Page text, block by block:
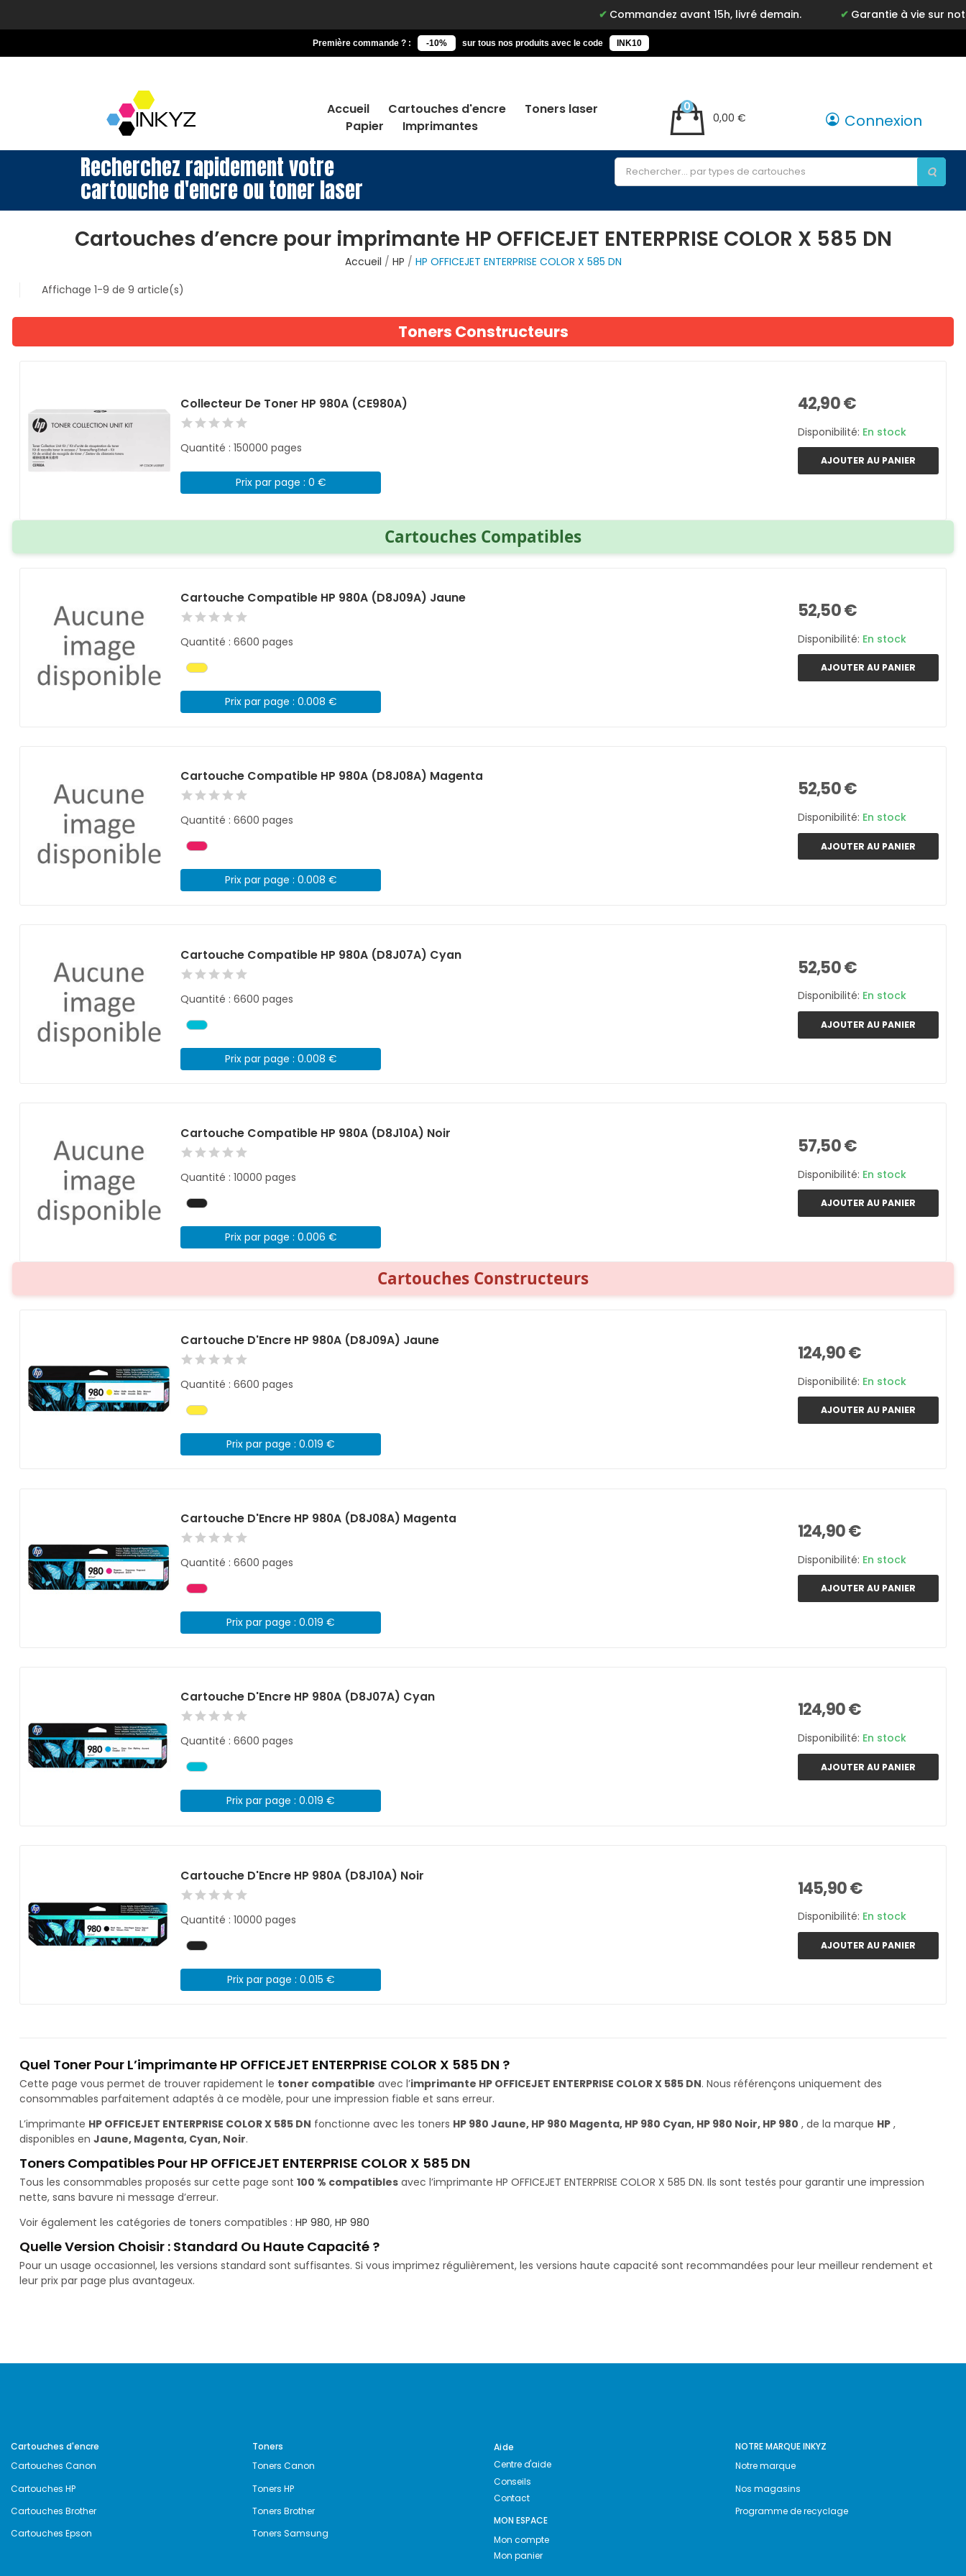
Commandez avant 15h, livré demain. Garantie à vie sur notre
Première commande ? : -10% sur tous nos produits avec le code INK10
Accueil Cartouches d'encre
Toners laser
Papier
Imprimantes
0,00 €
0
Connexion
Recherchez rapidement votre
cartouche d'encre ou toner laser
Cartouches d’encre pour imprimante HP OFFICEJET ENTERPRISE COLOR X 585 DN
Accueil HP
HP OFFICEJET ENTERPRISE COLOR X 585 DN
Affichage 1-9 de 9 article(s)
Toners Constructeurs
Collecteur De Toner HP 980A (CE980A)
Quantité : 150000 pages
Prix par page : 0 €
42,90 €
Disponibilité: En stock
AJOUTER AU PANIER
Cartouches Compatibles
Cartouche Compatible HP 980A (D8J09A) Jaune
Quantité : 6600 pages
Prix par page : 0.008 €
52,50 €
Disponibilité: En stock
AJOUTER AU PANIER
Cartouche Compatible HP 980A (D8J08A) Magenta
Quantité : 6600 pages
Prix par page : 0.008 €
52,50 €
Disponibilité: En stock
AJOUTER AU PANIER
Cartouche Compatible HP 980A (D8J07A) Cyan
Quantité : 6600 pages
Prix par page : 0.008 €
52,50 €
Disponibilité: En stock
AJOUTER AU PANIER
Cartouche Compatible HP 980A (D8J10A) Noir
Quantité : 10000 pages
Prix par page : 0.006 €
57,50 €
Disponibilité: En stock
AJOUTER AU PANIER
Cartouches Constructeurs
Cartouche D'Encre HP 980A (D8J09A) Jaune
Quantité : 6600 pages
Prix par page : 0.019 €
124,90 €
Disponibilité: En stock
AJOUTER AU PANIER
Cartouche D'Encre HP 980A (D8J08A) Magenta
Quantité : 6600 pages
Prix par page : 0.019 €
124,90 €
Disponibilité: En stock
AJOUTER AU PANIER
Cartouche D'Encre HP 980A (D8J07A) Cyan
Quantité : 6600 pages
Prix par page : 0.019 €
124,90 €
Disponibilité: En stock
AJOUTER AU PANIER
Cartouche D'Encre HP 980A (D8J10A) Noir
Quantité : 10000 pages
Prix par page : 0.015 €
145,90 €
Disponibilité: En stock
AJOUTER AU PANIER
Quel Toner Pour L’imprimante HP OFFICEJET ENTERPRISE COLOR X 585 DN ?
Cette page vous permet de trouver rapidement le toner compatible avec l’imprimante HP OFFICEJET ENTERPRISE COLOR X 585 DN. Nous référençons uniquement des
consommables parfaitement adaptés à ce modèle, pour une impression fiable et sans erreur.
L’imprimante HP OFFICEJET ENTERPRISE COLOR X 585 DN fonctionne avec les toners HP 980 Jaune, HP 980 Magenta, HP 980 Cyan, HP 980 Noir, HP 980 , de la marque HP ,
disponibles en Jaune, Magenta, Cyan, Noir.
Toners Compatibles Pour HP OFFICEJET ENTERPRISE COLOR X 585 DN
Tous les consommables proposés sur cette page sont 100 % compatibles avec l’imprimante HP OFFICEJET ENTERPRISE COLOR X 585 DN. Ils sont testés pour garantir une impression
nette, sans bavure ni message d’erreur.
Voir également les catégories de toners compatibles : HP 980, HP 980
Quelle Version Choisir : Standard Ou Haute Capacité ?
Pour un usage occasionnel, les versions standard sont suffisantes. Si vous imprimez régulièrement, les versions haute capacité sont recommandées pour leur meilleur rendement et
leur prix par page plus avantageux.
Cartouches d'encre
Cartouches Canon
Cartouches HP
Cartouches Brother
Cartouches Epson
Toners
Toners Canon
Toners HP
Toners Brother
Toners Samsung
Aide
Centre d'aide
Conseils
Contact
MON ESPACE
Mon compte
Mon panier
NOTRE MARQUE INKYZ
Notre marque
Nos magasins
Programme de recyclage